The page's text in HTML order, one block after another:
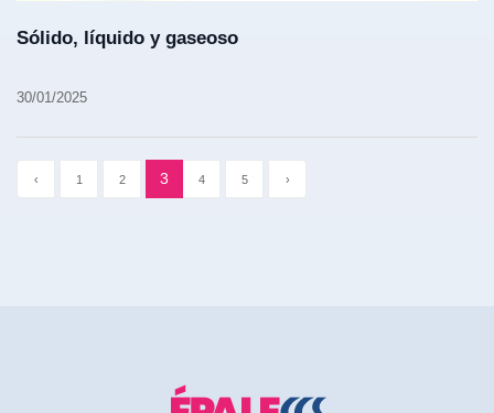
Sólido, líquido y gaseoso
30/01/2025
‹ 1 2 3 4 5 ›